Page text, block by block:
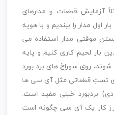
آزمایش قطعات و مدارهای
اول مدار را ببندیم و با هویه
بستن موقتی مدار استفاده می
بار لحیم کاری کنیم و پایه
روی سوراخ های برد بورد
تستِ قطعاتی مثل آی سی ها
بردبورد خیلی مفید است.
کار یک آی سی چگونه است